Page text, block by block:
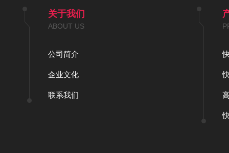
关于我们
ABOUT US
公司简介
企业文化
联系我们